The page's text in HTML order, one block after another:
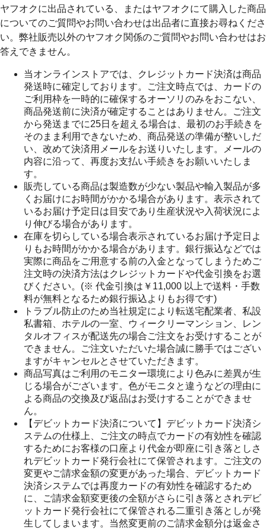
ヤフオクに出品されている、またはヤフオクにて購入した商品
についてのご質問やお問い合わせは出品者に直接お尋ねくださ
い。弊社販売以外のヤフオク関係のご質問やお問い合わせはお
答えできません。
当オンラインストアでは、クレジットカード決済は商品
発送時に確定しております。ご注文時点では、カードの
ご利用枠を一時的に確保するオーソリのみをおこない、
商品発送前に決済が確定することはありません。ご注文
から発送までに25日を超える場合は、最初のお手続きを
そのまま利用できないため、商品発送の準備が整いしだ
い、改めて決済用メールをお送りいたします。メールの
内容に沿って、再度お支払い手続きをお願いいたしま
す。
販売している商品は製造数が少ない製品や輸入製品が多
くお届けにお時間がかかる場合があります。表示されて
いるお届け予定日は目安であり生産状況や入荷状況によ
り伸びる場合があります。
在庫を切らしている場合表示されているお届け予定日よ
りもお時間がかかる場合があります。銀行振込などでは
実際に商品をご用意する前の入金となってしまうためご
注文時の決済方法はクレジットカードや代金引換をお選
びください。(※ 代金引換は￥11,000 以上で送料・手数
料が無料となるため銀行振込よりもお得です)
トラブル防止のため当社規定により転送宅配業者、私設
私書箱、ホテルの一室、ウィークリーマンション、レン
タルオフィスが配送先の場合ご注文をお受けすることが
できません。ご注文いただいた場合誠に勝手ではござい
ますがキャンセルとさせていただきます。
商品写真はご利用のモニター環境により色みに差異が生
じる場合がございます。色がモニタと違うなどの理由に
よる商品の交換及び返品はお受けすることができませ
ん。
【デビットカード決済について】デビットカード決済シ
ステムの仕様上、ご注文の時点でカードの有効性を確認
するためにお客様の口座より代金が即座に引き落としさ
れデビットカード発行会社にて保管されます。ご注文の
変更やご請求金額の変更があった場合、デビットカード
決済システムでは再度カードの有効性を確認するため
に、ご請求金額変更後の全額がさらに引き落とされデビ
ットカード発行会社にて保管される二重引き落としが発
生してしまいます。当然変更前のご請求金額分は返金さ